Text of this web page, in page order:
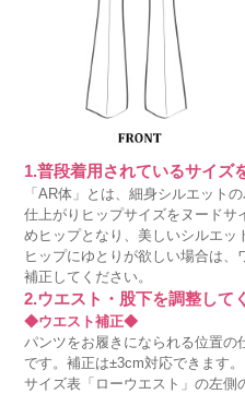
1.普段着用されているサイズ
「AR体」とは、細身シルエットの
仕上がりヒップサイズをヌードサ
めヒップとなり、美しいシルエッ
ヒップにゆとりが欲しい場合は、
補正してください。
2.ウエスト・股下を調整して
◆ウエスト補正◆
パンツをお履きになられる位置の
です。補正は±3cm対応できます。
サイズ表「ローウエスト」の左側